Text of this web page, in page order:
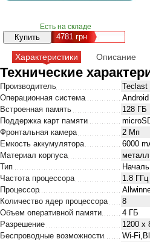
Есть на складе
4781 грн
Характеристики Описание
Технические
Производитель
Teclast
Операционная система
Встроенная память
128 ГБ
Поддержка карт памяти
Фронтальная камера
2 Мп
Емкость аккумулятора
6000
Материал корпуса
Тип
Частота процессора
1.8 ГГц
Процессор
Количество ядер процессора
8
Объем оперативной памяти
4 ГБ
Разрешение
1200 х
Беспроводные возможности
Wi-